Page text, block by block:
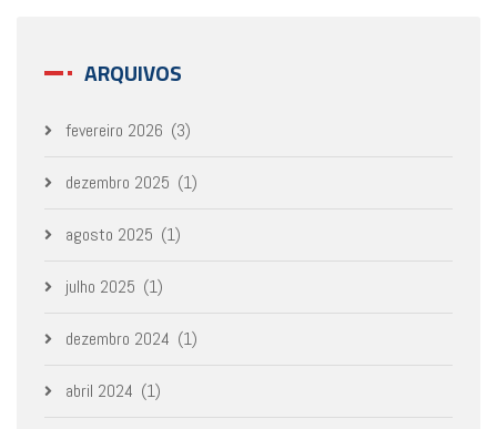
ARQUIVOS
fevereiro 2026 (3)
dezembro 2025 (1)
agosto 2025 (1)
julho 2025 (1)
dezembro 2024 (1)
abril 2024 (1)